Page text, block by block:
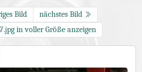
Bild
nächstes Bild
in voller Größe anzeigen